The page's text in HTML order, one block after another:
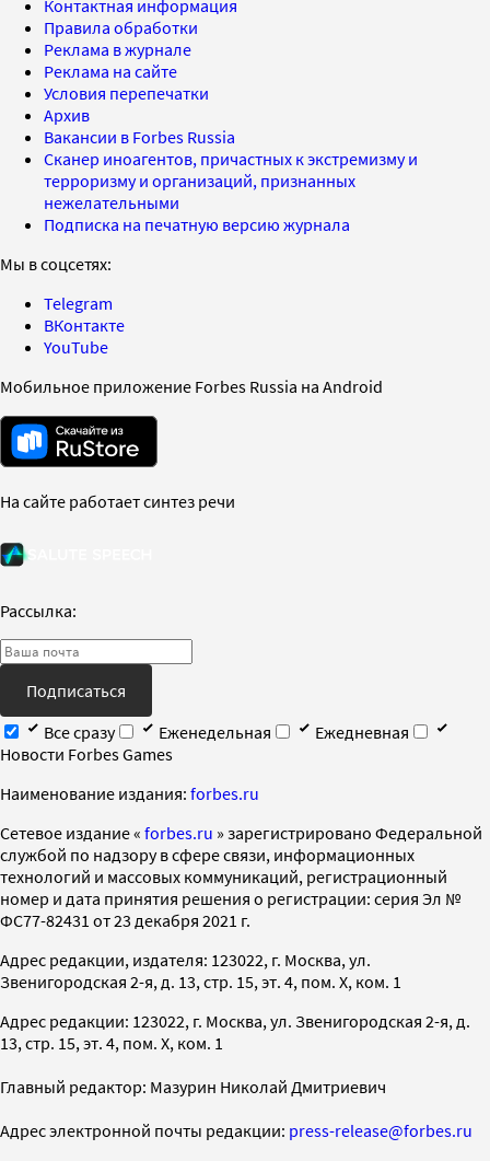
Контактная информация
Правила обработки
Реклама в журнале
Реклама на сайте
Условия перепечатки
Архив
Вакансии в Forbes Russia
Сканер иноагентов, причастных к экстремизму и
терроризму и организаций, признанных
нежелательными
Подписка на печатную версию журнала
Мы в соцсетях:
Telegram
ВКонтакте
YouTube
Мобильное приложение Forbes Russia на Android
На сайте работает синтез речи
Рассылка:
Подписаться
Все сразу
Еженедельная
Ежедневная
Новости Forbes Games
Наименование издания: forbes.ru
Cетевое издание « forbes.ru » зарегистрировано Федеральной
службой по надзору в сфере связи, информационных
технологий и массовых коммуникаций, регистрационный
номер и дата принятия решения о регистрации: серия Эл №
ФС77-82431 от 23 декабря 2021 г.
Адрес редакции, издателя: 123022, г. Москва, ул.
Звенигородская 2-я, д. 13, стр. 15, эт. 4, пом. X, ком. 1
Адрес редакции: 123022, г. Москва, ул. Звенигородская 2-я, д.
13, стр. 15, эт. 4, пом. X, ком. 1
Главный редактор: Мазурин Николай Дмитриевич
Адрес электронной почты редакции: press-release@forbes.ru